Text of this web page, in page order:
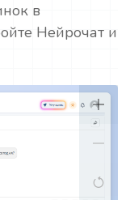
в
Нейрочат и